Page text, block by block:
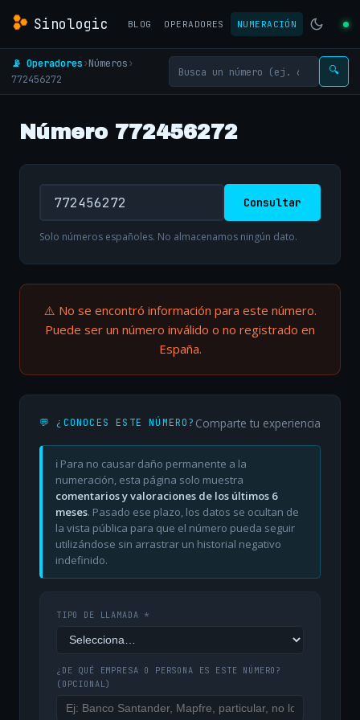
Sinologic BLOG OPERADORES NUMERACIÓN
📡 Operadores›Números›
772456272
🔍
Número 772456272
Consultar
Solo números españoles. No almacenamos ningún dato.
⚠️ No se encontró información para este número.
Puede ser un número inválido o no registrado en
España.
💬 ¿CONOCES ESTE NÚMERO? Comparte tu experiencia
ℹ️ Para no causar daño permanente a la
numeración, esta página solo muestra
comentarios y valoraciones de los últimos 6
meses. Pasado ese plazo, los datos se ocultan de
la vista pública para que el número pueda seguir
utilizándose sin arrastrar un historial negativo
indefinido.
TIPO DE LLAMADA *
¿DE QUÉ EMPRESA O PERSONA ES ESTE NÚMERO?
(OPCIONAL)